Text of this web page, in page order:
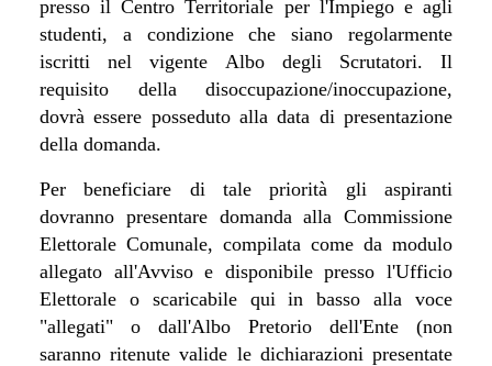
presso il Centro Territoriale per l'Impiego e agli
studenti, a condizione che siano regolarmente
iscritti nel vigente Albo degli Scrutatori. Il
requisito della disoccupazione/inoccupazione,
dovrà essere posseduto alla data di presentazione
della domanda.
Per beneficiare di tale priorità gli aspiranti
dovranno presentare domanda alla Commissione
Elettorale Comunale, compilata come da modulo
allegato all'Avviso e disponibile presso l'Ufficio
Elettorale o scaricabile qui in basso alla voce
"allegati" o dall'Albo Pretorio dell'Ente (non
saranno ritenute valide le dichiarazioni presentate